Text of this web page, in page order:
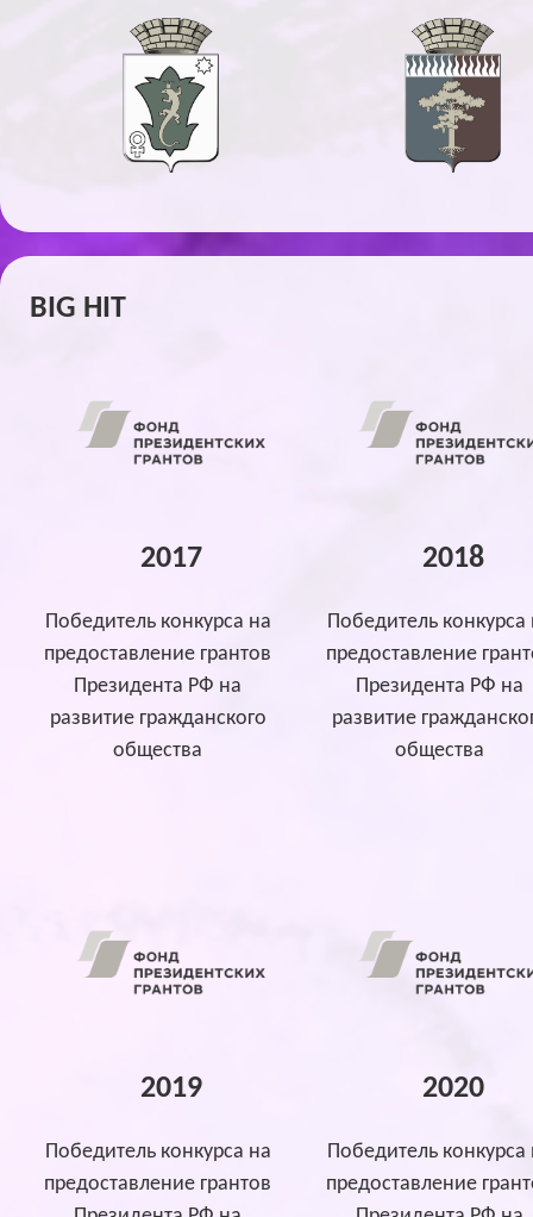
BIG HIT
2017 2018
Победитель конкурса на
предоставление грантов
Президента РФ на
развитие гражданского
общества
Победитель конкурса
предоставление
Президента РФ на
развитие
общества
2019 2020
Победитель конкурса на
предоставление грантов
Победитель конкурса
предоставление